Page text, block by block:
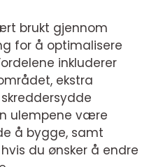
brukt gjennom
for å optimalisere
inkluderer
ekstra
ulempene være
å bygge, samt
du ønsker å endre